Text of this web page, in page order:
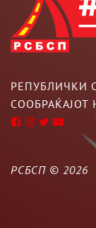
РЕПУБЛИЧКИ
СООБРАЌАЈОТ
РСБСП © 2026